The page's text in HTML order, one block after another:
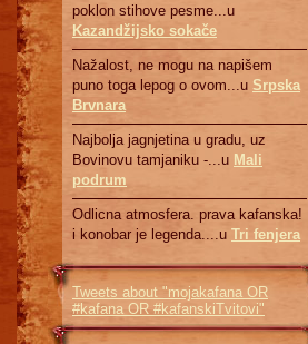
poklon stihove pesme...u
Kazandžijsko sokače
Nažalost, ne mogu na napišem
puno toga lepog o ovom...u Srpska
Brvnara
Najbolja jagnjetina u gradu, uz
Bovinovu tamjaniku -...u Mali
podrum
Odlicna atmosfera. prava kafanska!
i konobar je legenda....u Tri fenjera
Tweets about "mojakafana OR
#kafana OR #kafanskiTvitovi"